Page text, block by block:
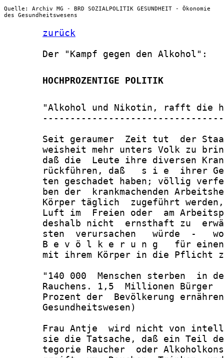
Quelle: Archiv MG - BRD SOZIALPOLITIK GESUNDHEIT - Ökonomie
des Gesundheitswesens
zurück
       Der "Kampf gegen den Alkohol":
       HOCHPROZENTIGE POLITIK